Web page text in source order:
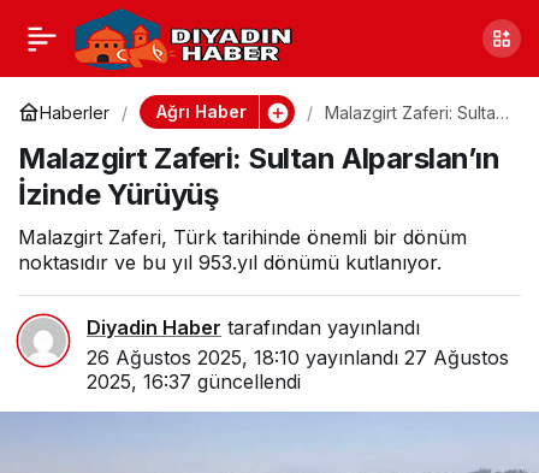
Haberler Ağrı Haber
Malazgirt Zaferi: Sultan
Yürüyüş
Malazgirt Zaferi: Sultan Alparslan’ın
İzinde Yürüyüş
Malazgirt Zaferi, Türk tarihinde önemli bir dönüm
noktasıdır ve bu yıl 953.yıl dönümü kutlanıyor.
Diyadin Haber tarafından yayınlandı
26 Ağustos 2025, 18:10 yayınlandı 27 Ağustos
2025, 16:37 güncellendi
Ağrı Arıcılık Kursu: Bal
Üretiminde Eğitim Fırsatı
Paylaş